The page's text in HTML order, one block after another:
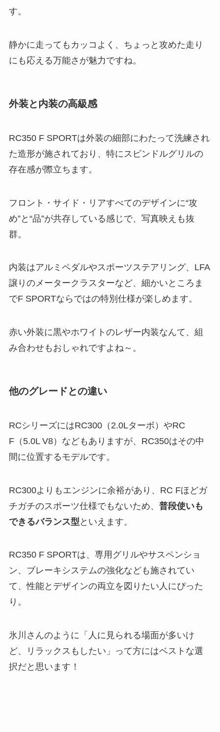
す。
静かに走ってもカッコよく、ちょっと攻めた走り
にも応える万能さが魅力ですね。
外装と内装の高級感
RC350 F SPORTは外装の細部にわたって洗練され
た造形が施されており、特にスピンドルグリルの
存在感が際立ちます。
フロント・サイド・リアすべてのデザインに“攻
め”と“品”が共存している感じで、写真映えも抜
群。
内装はアルミペダルやスポーツステアリング、LFA
譲りのメータークラスターなど、細かいところま
でF SPORTならではの特別仕様が楽しめます。
赤い外装に黒やホワイトのレザー内装なんて、組
み合わせもおしゃれですよね～。
他のグレードとの違い
RCシリーズにはRC300（2.0Lターボ）やRC
F（5.0L V8）などもありますが、RC350はその中
間に位置するモデルです。
RC300よりもエンジンに余裕があり、RC Fほどガ
チガチのスポーツ仕様でもないため、 普段使いも
できるバランス型 といえます。
RC350 F SPORTは、専用グリルやサスペンショ
ン、ブレーキシステムの強化なども施されてい
て、性能とデザインの両立を図りたい人にぴった
り。
氷川さんのように「人に見られる場面が多いけ
ど、リラックスもしたい」って方にはベストな選
択だと思います！